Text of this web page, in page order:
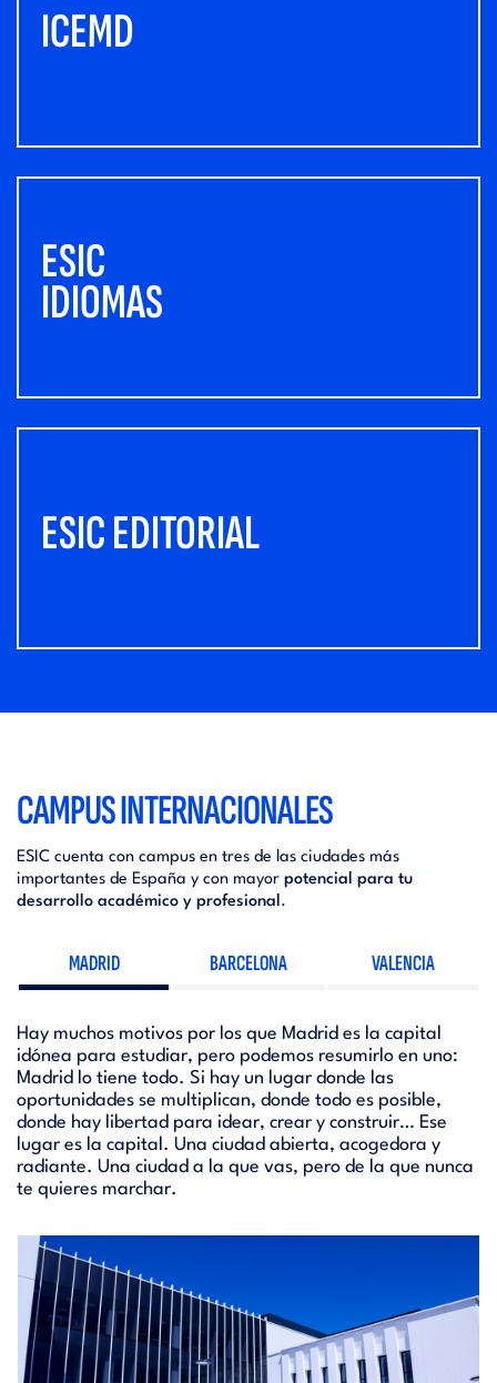
ICEMD
ESIC
IDIOMAS
ESIC EDITORIAL
CAMPUS INTERNACIONALES
ESIC cuenta con campus en tres de las ciudades más
importantes de España y con mayor potencial para tu
desarrollo académico y profesional .
MADRID BARCELONA VALENCIA
Hay muchos motivos por los que Madrid es la capital
idónea para estudiar, pero podemos resumirlo en uno:
Madrid lo tiene todo. Si hay un lugar donde las
oportunidades se multiplican, donde todo es posible,
donde hay libertad para idear, crear y construir… Ese
lugar es la capital. Una ciudad abierta, acogedora y
radiante. Una ciudad a la que vas, pero de la que nunca
te quieres marchar.